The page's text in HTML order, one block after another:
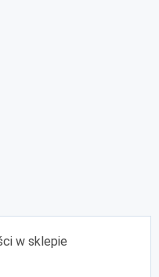
w sklepie